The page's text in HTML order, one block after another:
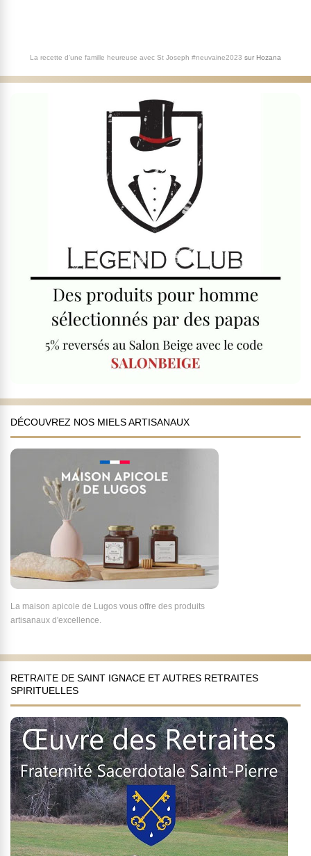
La recette d'une famille heureuse avec St Joseph #neuvaine2023 sur Hozana
DÉCOUVREZ NOS MIELS ARTISANAUX
La maison apicole de Lugos vous offre des produits
artisanaux d'excellence.
RETRAITE DE SAINT IGNACE ET AUTRES RETRAITES
SPIRITUELLES